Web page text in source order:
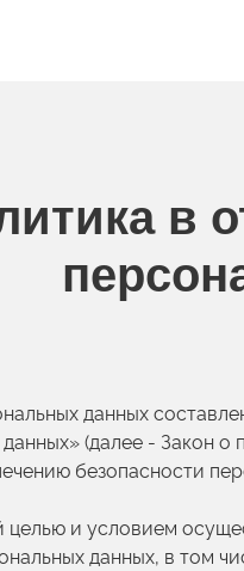
в
данных
(далее - Закон о
безопасности
и условием
данных, в том